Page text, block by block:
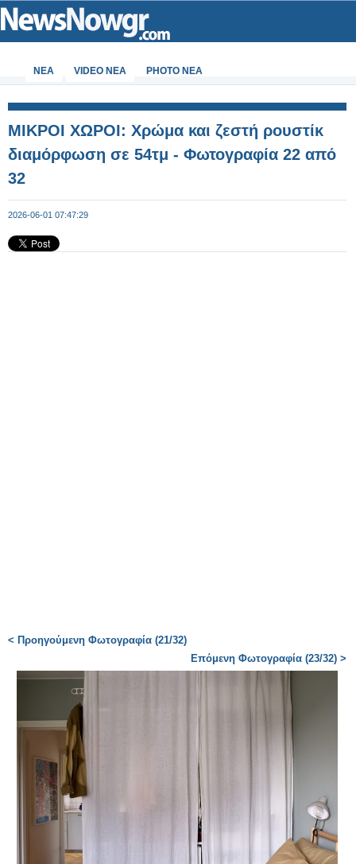
ΝΕΑ VIDEO NEA PHOTO NEA
ΜΙΚΡΟΙ ΧΩΡΟΙ: Χρώμα και ζεστή ρουστίκ
διαμόρφωση σε 54τμ - Φωτογραφία 22 από
32
2026-06-01 07:47:29
< Προηγούμενη Φωτογραφία (21/32)
Επόμενη Φωτογραφία (23/32) >